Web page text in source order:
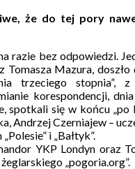
że do tej pory
razie bez odpowiedzi.
Tomasza Mazura,
trzeciego stopnia”,
korespondencji,
spotkali się w końcu „po
Andrzej Czerniajew –
i „Bałtyk”.
YKP Londyn oraz
„pogoria.org”.